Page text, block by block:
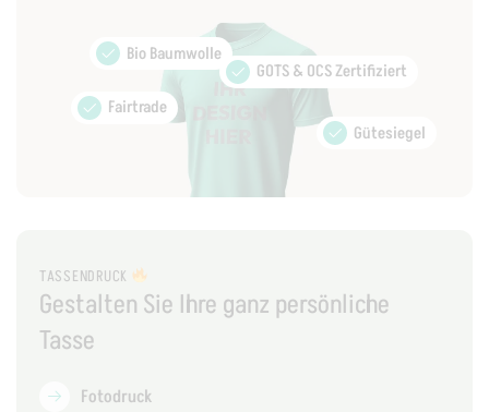
Bio Baumwolle
Fairtrade
GOTS & OCS Zertifiziert
Gütesiegel
TASSENDRUCK
Gestalten Sie Ihre ganz persönliche
Tasse
Fotodruck